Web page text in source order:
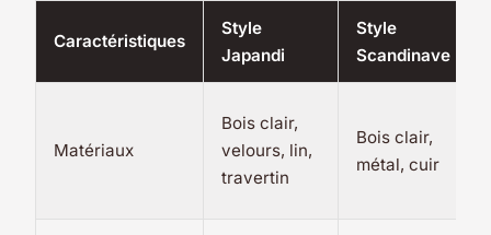
Caractéristiques
Style
Japandi
Style
Scandinave
Matériaux
Bois clair,
velours, lin,
travertin
Bois clair,
métal, cuir